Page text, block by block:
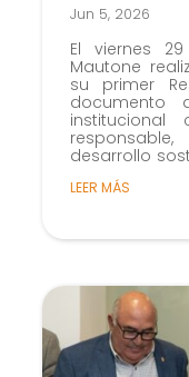
Jun 5, 2026
El viernes
Mautone
su primer
documento
desarrollo
LEER MÁS